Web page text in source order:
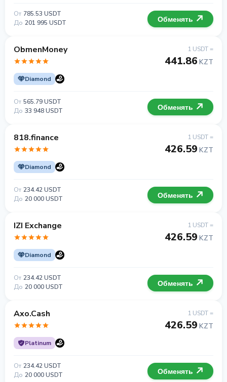
От 785.53 USDT
До 201 995 USDT Обменять
ObmenMoney
Diamond
1 USDT =
441.86 KZT
От 565.79 USDT
До 33 948 USDT Обменять
818.finance
Diamond
1 USDT =
426.59 KZT
От 234.42 USDT
До 20 000 USDT Обменять
IZI Exchange
Diamond
1 USDT =
426.59 KZT
От 234.42 USDT
До 20 000 USDT Обменять
Axo.Cash
Platinum
1 USDT =
426.59 KZT
От 234.42 USDT
До 20 000 USDT Обменять